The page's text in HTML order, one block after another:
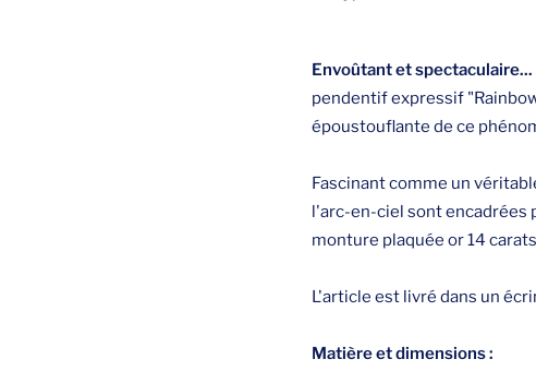
Envoûtant et spectaculaire...
pendentif expressif
époustouflante de ce
Fascinant comme un
l'arc-en-ciel sont encadrées
monture plaquée or 14
L'article est livré dans un
Matière et dimensions :